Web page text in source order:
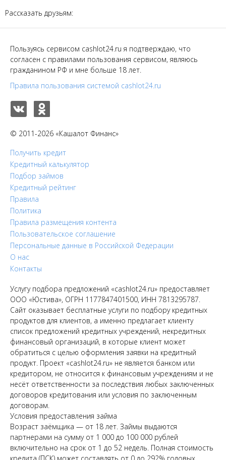
Рассказать друзьям:
Пользуясь сервисом cashlot24.ru я подтверждаю, что
согласен с правилами пользования сервисом, являюсь
гражданином РФ и мне больше 18 лет.
Правила пользования системой cashlot24.ru
© 2011-2026 «Кашалот Финанс»
Получить кредит
Кредитный калькулятор
Подбор займов
Кредитный рейтинг
Правила
Политика
Правила размещения контента
Пользовательское соглашение
Персональные данные в Российской Федерации
О нас
Контакты
Услугу подбора предложений «cashlot24.ru» предоставляет
ООО «Юстива», ОГРН 1177847401500, ИНН 7813295787.
Сайт оказывает бесплатные услуги по подбору кредитных
продуктов для клиентов, а именно предлагает клиенту
список предложений кредитных учреждений, некредитных
финансовый организаций, в которые клиент может
обратиться с целью оформления заявки на кредитный
продукт. Проект «cashlot24.ru» не является банком или
кредитором, не относится к финансовым учреждениям и не
несёт ответственности за последствия любых заключенных
договоров кредитования или условия по заключенным
договорам.
Условия предоставления займа
Возраст заёмщика — от 18 лет. Займы выдаются
партнерами на сумму от 1 000 до 100 000 рублей
включительно на срок от 1 до 52 недель. Полная стоимость